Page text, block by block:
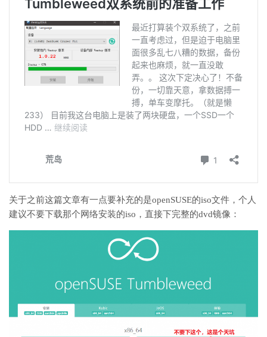
关于之前这篇文章有一点要补充的是openSUSE的iso文件，个人
建议不要下载那个网络安装的iso，直接下完整的dvd镜像：